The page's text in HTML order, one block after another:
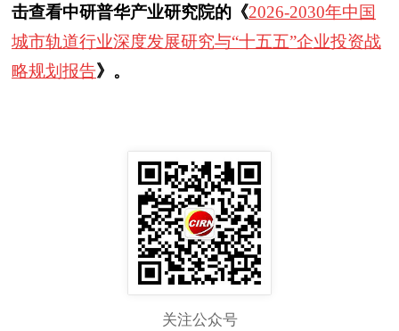
击查看中研普华产业研究院的《2026-2030年中国
城市轨道行业深度发展研究与“十五五”企业投资战
略规划报告》。
关注公众号